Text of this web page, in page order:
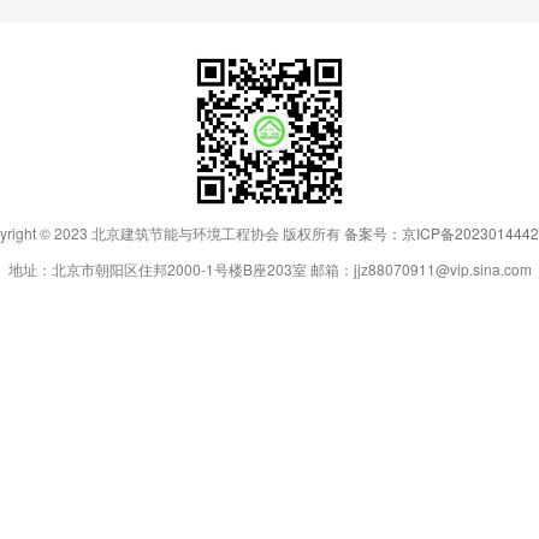
© 2023 北京建筑节能与环境工程协会 版权所有备案号：京ICP备
地址：北京市朝阳区住邦2000-1号楼B座203室 邮箱：jjz88070911@vip.sina.com